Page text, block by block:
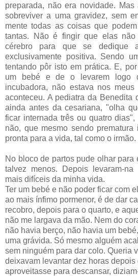
preparada, não era novidade.
sobreviver a uma gravidez, sem
mente todas as coisas que
tantas. Não é fingir que elas
cérebro para que se dedique
exclusivamente positiva. Sendo
tentando pôr isto em prática. E,
um bebé e de o levarem logo
incubadora, não estava nos
aconteceu. A pediatra da Benedita
ainda antes da cesariana, "olha
ficar internada três ou quatro
não, que mesmo sendo
pronta para a vida, tal como o
No bloco de partos pude olhar para
talvez menos. Depois levaram-
mais difíceis da minha vida.
Ter um bebé e não poder ficar com
ao mais ínfimo pormenor, é de dar
recobro, depois para o quarto, e
não me largava da mão. Nem do
não havia berço, não havia um
uma grávida. Só mesmo alguém
sem ninguém para dar colo. Queria
deixavam levantar dez horas
aproveitasse para descansar,